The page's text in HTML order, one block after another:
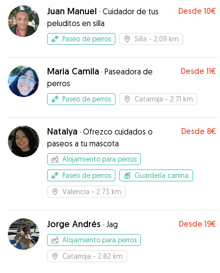
persona amante de los animales
Juan Manuel · Cuidador de tus
peluditos en silla
Desde 10€
Paseo de perros Silla - 2.09 km
Maria Camila · Paseadora de
perros
Desde 11€
Paseo de perros Catarroja - 2.71 km
Natalya · Ofrezco cuidados o
paseos a tu mascota
Desde 8€
Alojamiento para perros
Paseo de perros
Guardería canina
Valencia - 2.73 km
Jorge Andrés · Jag Desde 19€
Alojamiento para perros
Catarroja - 2.82 km